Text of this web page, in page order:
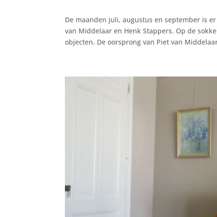
De maanden juli, augustus en september is
van Middelaar en Henk Stappers. Op de
objecten. De oorsprong van Piet van